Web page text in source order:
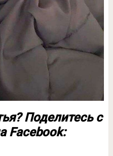
Поделитесь с
Facebook: